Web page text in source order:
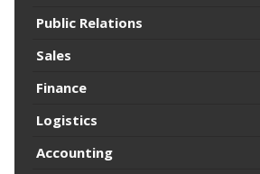
Public Relations
Sales
Finance
Logistics
Accounting